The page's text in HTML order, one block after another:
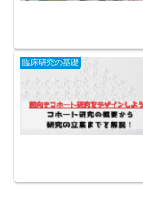
臨床研究の基礎